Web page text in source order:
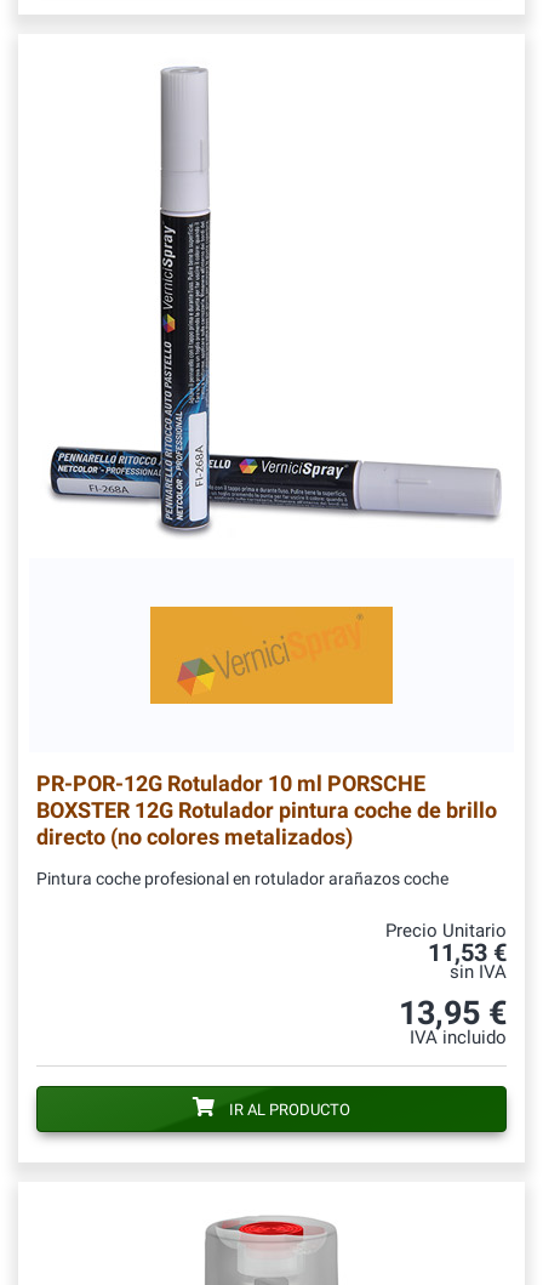
PR-POR-12G Rotulador 10 ml PORSCHE
BOXSTER 12G Rotulador pintura coche de brillo
directo (no colores metalizados)
Pintura coche profesional en rotulador arañazos coche
Precio Unitario
11,53 €
sin IVA
13,95 €
IVA incluido
IR AL PRODUCTO